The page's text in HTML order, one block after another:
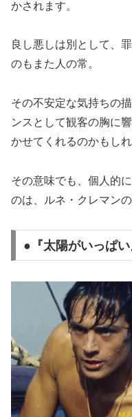
かされます。
良し悪しは別として、
のもまた人の常。
その不安定な気持ちの
ンスとして観客の胸に
かせてくれるのかもしれ
その意味でも、個人的
のは、ルネ・クレマン
●『太陽がいっぱい